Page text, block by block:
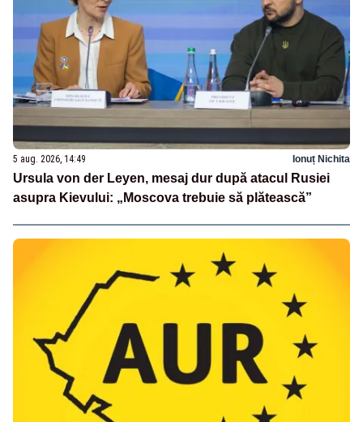
5 aug. 2026, 14:49 Ionuț Nichita
Ursula von der Leyen, mesaj dur după atacul Rusiei
asupra Kievului: „Moscova trebuie să plătească”